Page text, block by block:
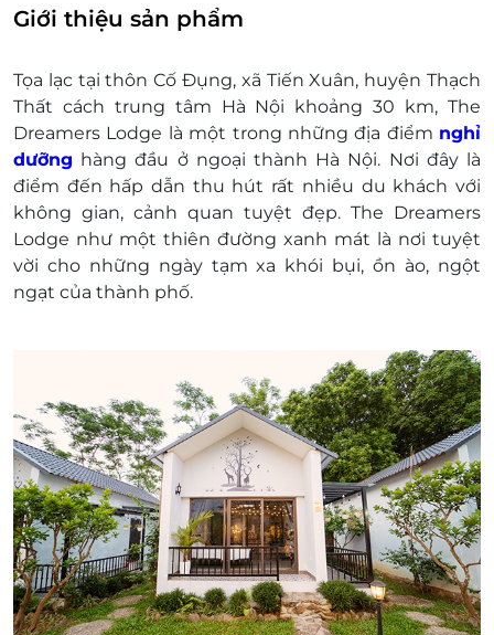
nướng, bát đũa, tủ lạnh, nồi lẩu, bếp
100m2 trong khu (có bể bơi riêng
cho trẻ em)
Sử dụng miễn phí bàn ghế sân
nướng, khách mang đồ nấu thoải
mái không tính phí
Sử dụng miễn phí bãi đỗ xe ô tô và
khu vui chơi trẻ em, sân chơi team
building
Dịch vụ không bao gồm:
Phí check in sớm hoặc check out muộn:
20% giá phòng trong vòng 3 tiếng, 50%
giá phòng trong vòng 5 tiếng và 100%
giá phòng khi quá 5 tiếng.
Phí dọn dẹp rửa bát sau các tiệc BBQ:
200.000 đồng – 400.000 đồng/l ần dọn
Phí thuê loa kéo hát karaoke: 200.000
đồng – 300.000 đồng/ loa (kèm 2 mic)
Phí thuê bếp BBQ: bếp nhỏ 100.000
đồng (kèm 1kg than), bếp to 200.000
đồng (kèm 2kg than).
Giới thiệu sản phẩm
Tọa lạc tại thôn Cố Đụng, xã Tiến Xuân, huyện Thạch
Thất cách trung tâm Hà Nội khoảng 30 km, The
Dreamers Lodge là một trong những địa điểm nghỉ
dưỡng hàng đầu ở ngoại thành Hà Nội. Nơi đây là
điểm đến hấp dẫn thu hút rất nhiều du khách với
không gian, cảnh quan tuyệt đẹp. The Dreamers
Lodge như một thiên đường xanh mát là nơi tuyệt
vời cho những ngày tạm xa khói bụi, ồn ào, ngột
ngạt của thành phố.